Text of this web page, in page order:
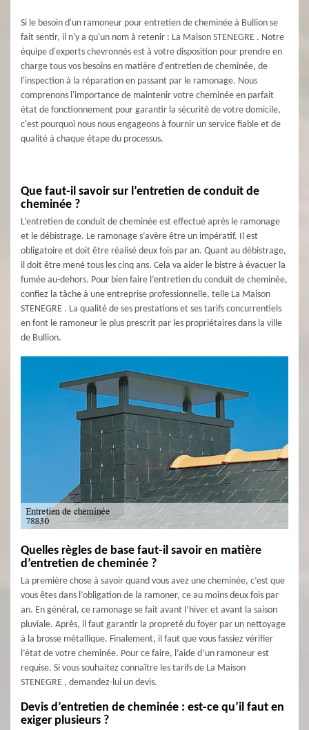
Si le besoin d'un ramoneur pour entretien de cheminée à Bullion se
fait sentir, il n'y a qu'un nom à retenir : La Maison STENEGRE . Notre
équipe d'experts chevronnés est à votre disposition pour prendre en
charge tous vos besoins en matière d'entretien de cheminée, de
l'inspection à la réparation en passant par le ramonage. Nous
comprenons l'importance de maintenir votre cheminée en parfait
état de fonctionnement pour garantir la sécurité de votre domicile,
c'est pourquoi nous nous engageons à fournir un service fiable et de
qualité à chaque étape du processus.
Que faut-il savoir sur l’entretien de conduit de
cheminée ?
L’entretien de conduit de cheminée est effectué après le ramonage
et le débistrage. Le ramonage s’avère être un impératif. Il est
obligatoire et doit être réalisé deux fois par an. Quant au débistrage,
il doit être mené tous les cinq ans. Cela va aider le bistre à évacuer la
fumée au-dehors. Pour bien faire l’entretien du conduit de cheminée,
confiez la tâche à une entreprise professionnelle, telle La Maison
STENEGRE . La qualité de ses prestations et ses tarifs concurrentiels
en font le ramoneur le plus prescrit par les propriétaires dans la ville
de Bullion.
Quelles règles de base faut-il savoir en matière
d’entretien de cheminée ?
La première chose à savoir quand vous avez une cheminée, c’est que
vous êtes dans l’obligation de la ramoner, ce au moins deux fois par
an. En général, ce ramonage se fait avant l’hiver et avant la saison
pluviale. Après, il faut garantir la propreté du foyer par un nettoyage
à la brosse métallique. Finalement, il faut que vous fassiez vérifier
l’état de votre cheminée. Pour ce faire, l’aide d’un ramoneur est
requise. Si vous souhaitez connaître les tarifs de La Maison
STENEGRE , demandez-lui un devis.
Devis d’entretien de cheminée : est-ce qu’il faut en
exiger plusieurs ?